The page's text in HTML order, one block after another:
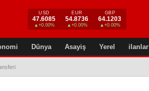
USD
47.6085
▲+0.00%
EUR
54.8736
▲+0.00%
GBP
64.1203
▲+0.00%
Dünya Asayiş Yerel ilanlar